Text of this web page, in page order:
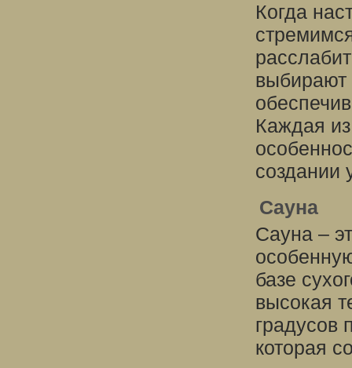
Когда
выбирают
Каждая
создании
Сауна
Сауна –
базе
высокая
градусов
которая